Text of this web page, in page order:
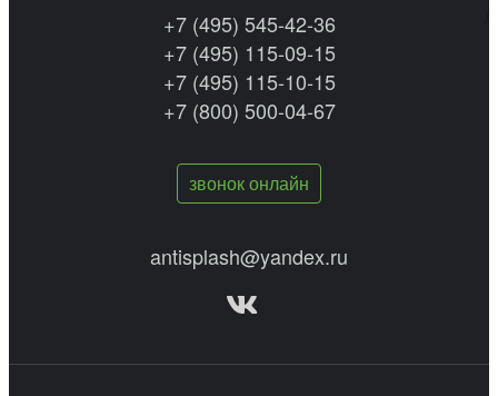
+7 (495) 545-42-36
+7 (495) 115-09-15
+7 (495) 115-10-15
+7 (800) 500-04-67
звонок онлайн
antisplash@yandex.ru